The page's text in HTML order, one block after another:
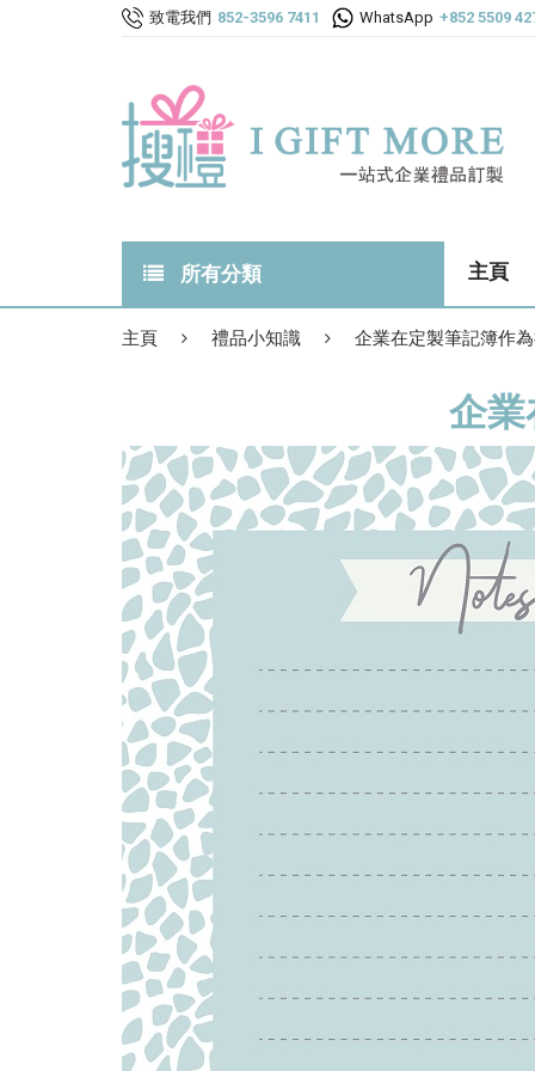
致電我們 852-3596 7411 WhatsApp +852 5509
所有分類 主頁
所有禮品
熱門禮品TOP 100
創意系列
品牌禮品
USB｜數碼電子
筆｜文具｜皮具
印刷品｜包裝
廚房｜家居用品
服飾｜毛巾｜綜合
杯｜水樽｜餐具
水晶｜獎牌｜禮品套裝
雨具｜户外｜四季
袋｜旅行
主頁 禮品小知識 企業在定製筆記簿作
企